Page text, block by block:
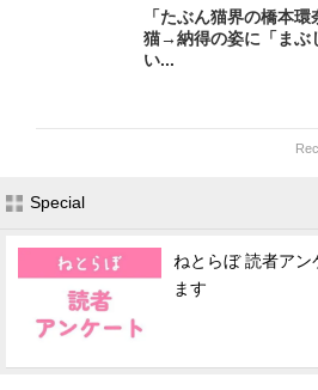
「たぶん猫界の橋本
猫→納得の姿に「まぶ
い...
Special
ねとらぼ 読者アン
ます